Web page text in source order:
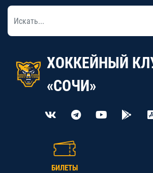
ХОККЕЙНЫЙ
«СОЧИ»
БИЛЕТЫ